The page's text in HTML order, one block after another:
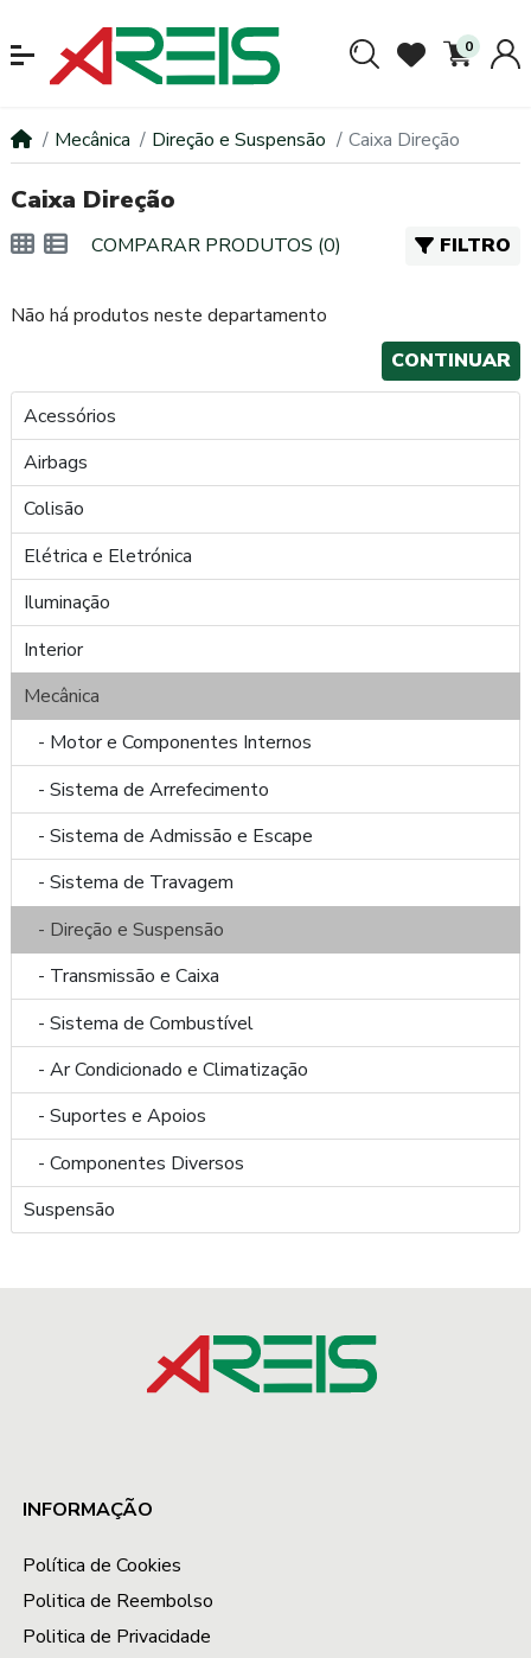
0
Mecânica Direção e Suspensão Caixa Direção
Acessórios
Airbags
Colisão
Elétrica e Eletrónica
Iluminação
Interior
Mecânica
- Motor e Componentes Internos
- Sistema de Arrefecimento
- Sistema de Admissão e Escape
- Sistema de Travagem
- Direção e Suspensão
- Transmissão e Caixa
- Sistema de Combustível
- Ar Condicionado e Climatização
- Suportes e Apoios
- Componentes Diversos
Suspensão
Caixa Direção
FILTRO
COMPARAR PRODUTOS (0)
Não há produtos neste departamento
CONTINUAR
INFORMAÇÃO
Política de Cookies
Politica de Reembolso
Politica de Privacidade